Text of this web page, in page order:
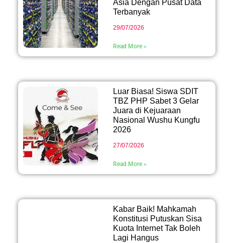
Asia Dengan Pusat Data
Terbanyak
29/07/2026
Read More »
Luar Biasa! Siswa SDIT
TBZ PHP Sabet 3 Gelar
Juara di Kejuaraan
Nasional Wushu Kungfu
2026
27/07/2026
Read More »
Kabar Baik! Mahkamah
Konstitusi Putuskan Sisa
Kuota Internet Tak Boleh
Lagi Hangus